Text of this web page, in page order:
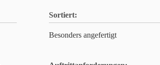
Sortiert:
Besonders angefertigt